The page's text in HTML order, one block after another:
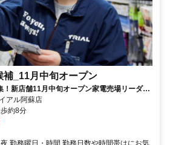
補_11月中旬オープン
！新店舗11月中旬オープン家電売場リーダー
アル阿蘇店
約8分
勤務曜日・時間 勤務日数や時間帯はにお気